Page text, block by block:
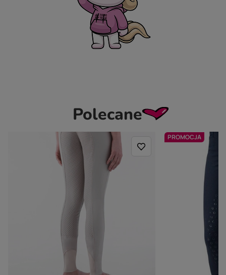
Polecane
PROMOCJA